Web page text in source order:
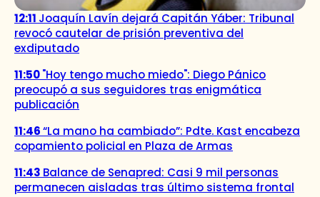
12:11 Joaquín Lavín dejará Capitán Yáber: Tribunal
revocó cautelar de prisión preventiva del
exdiputado
11:50"Hoy tengo mucho miedo": Diego Pánico
preocupó a sus seguidores tras enigmática
publicación
11:46“La mano ha cambiado”: Pdte. Kast encabeza
copamiento policial en Plaza de Armas
11:43 Balance de Senapred: Casi 9 mil personas
permanecen aisladas tras último sistema frontal